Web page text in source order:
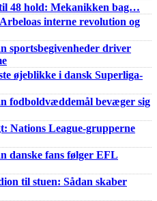
48 hold: Mekanikken bag…
interne revolution og
sportsbegivenheder driver
øjeblikke i dansk Superliga-
fodboldvæddemål bevæger sig
Nations League-grupperne
danske fans følger EFL
til stuen: Sådan skaber